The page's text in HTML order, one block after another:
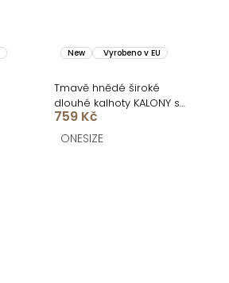
New Vyrobeno v EU
Tmavě hnědé široké
dlouhé kalhoty KALONY s
páskem
759 Kč
ONESIZE